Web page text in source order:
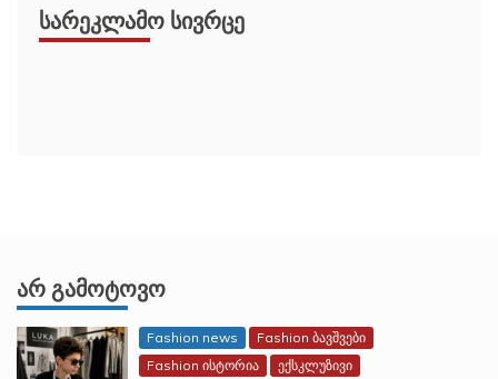
ᲡᲐᲠᲔᲙᲚᲐᲛᲝ ᲡᲘᲕᲠᲪᲔ
ᲐᲠ ᲒᲐᲛᲝᲢᲝᲕᲝ
Fashion news
Fashion ბავშვები
Fashion ისტორია
ექსკლუზივი